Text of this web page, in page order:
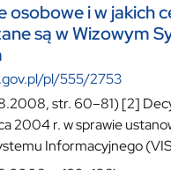
osobowe i w jakich
są w Wizowym
pl/555/2753
str. 60–81) [2]
2004 r. w sprawie
Informacyjnego